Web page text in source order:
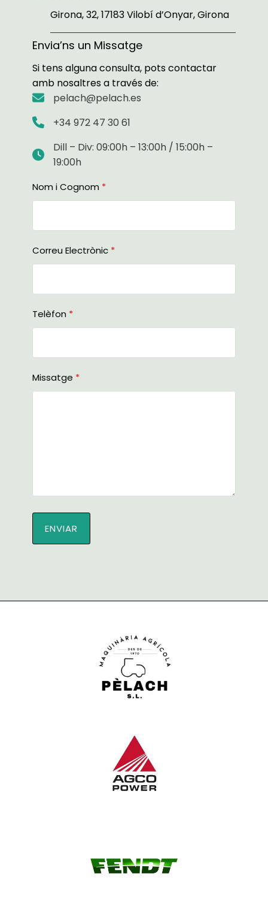
Girona, 32, 17183 Vilobí d’Onyar, Girona
Envia’ns un Missatge
Si tens alguna consulta, pots contactar
amb nosaltres a través de:
pelach@pelach.es
+34 972 47 30 61
Dill – Div: 09:00h – 13:00h / 15:00h –
19:00h
Nom i Cognom
Correu Electrònic
Telèfon
Missatge
ENVIAR